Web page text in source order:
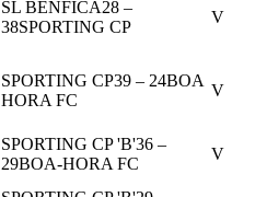
SL BENFICA28 –
38SPORTING CP
V
SPORTING CP39 – 24BOA
HORA FC
V
SPORTING CP 'B'36 –
29BOA-HORA FC
V